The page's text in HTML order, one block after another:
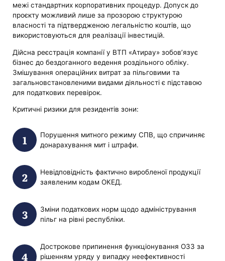
межі стандартних корпоративних процедур. Допуск до
проєкту можливий лише за прозорою структурою
власності та підтвердженою легальністю коштів, що
використовуються для реалізації інвестицій.
Дійсна реєстрація компанії у ВТП «Атирау» зобов’язує
бізнес до бездоганного ведення роздільного обліку.
Змішування операційних витрат за пільговими та
загальновстановленими видами діяльності є підставою
для податкових перевірок.
Критичні ризики для резидентів зони:
Порушення митного режиму СПВ, що спричиняє
донарахування мит і штрафи.
Невідповідність фактично виробленої продукції
заявленим кодам ОКЕД.
Зміни податкових норм щодо адміністрування
пільг на рівні республіки.
Дострокове припинення функціонування ОЗЗ за
рішенням уряду у випадку неефективності